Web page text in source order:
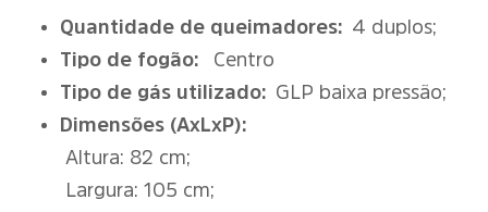
Quantidade de queimadores: 4 duplos;
Tipo de fogão:
Centro
Tipo de gás utilizado: GLP baixa pressão;
Dimensões (AxLxP):
Altura: 82 cm;
Largura: 105 cm;